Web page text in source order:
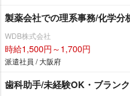
製薬会社での理系事務/化学分
WDB株式会社
時給1,500円～1,700円
派遣社員 / 大阪府
歯科助手/未経験OK・ブラン